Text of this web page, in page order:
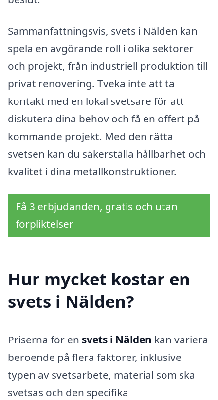
Sammanfattningsvis, svets i Nälden kan
spela en avgörande roll i olika sektorer
och projekt, från industriell produktion till
privat renovering. Tveka inte att ta
kontakt med en lokal svetsare för att
diskutera dina behov och få en offert på
kommande projekt. Med den rätta
svetsen kan du säkerställa hållbarhet och
kvalitet i dina metallkonstruktioner.
Få 3 erbjudanden, gratis och utan
förpliktelser
Hur mycket kostar en
svets i Nälden?
Priserna för en svets i Nälden kan variera
beroende på flera faktorer, inklusive
typen av svetsarbete, material som ska
svetsas och den specifika